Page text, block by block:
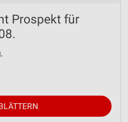
Prospekt für